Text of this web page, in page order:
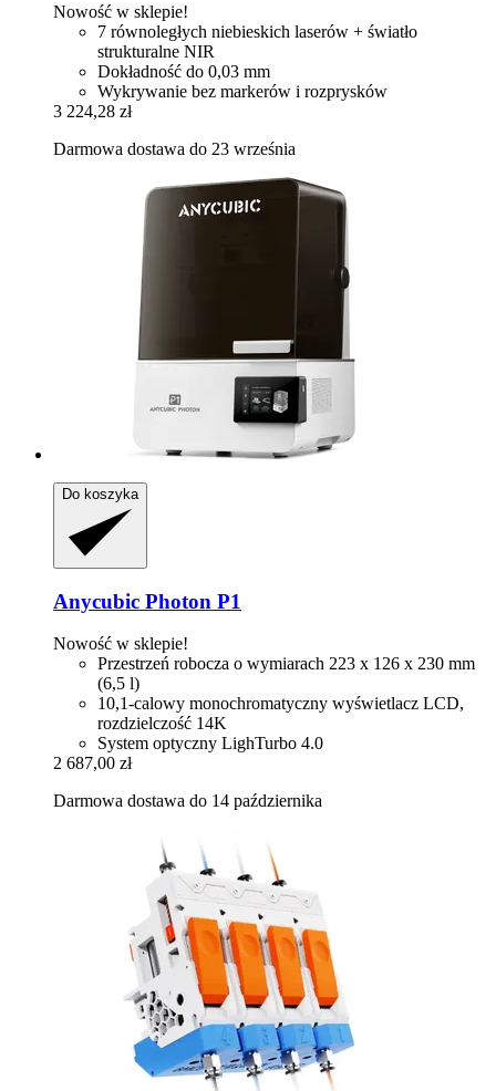
Nowość w sklepie!
7 równoległych niebieskich laserów + światło
strukturalne NIR
Dokładność do 0,03 mm
Wykrywanie bez markerów i rozprysków
3 224,28 zł
Darmowa dostawa do 23 września
Do koszyka
Anycubic Photon P1
Nowość w sklepie!
Przestrzeń robocza o wymiarach 223 x 126 x 230 mm
(6,5 l)
10,1-calowy monochromatyczny wyświetlacz LCD,
rozdzielczość 14K
System optyczny LighTurbo 4.0
2 687,00 zł
Darmowa dostawa do 14 października